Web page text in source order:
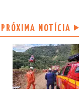
PRÓXIMA NOTÍCIA